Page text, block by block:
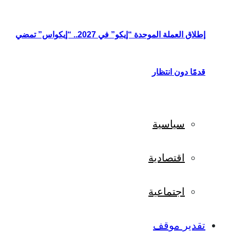
إطلاق العملة الموحدة “إيكو” في 2027.. “إيكواس” تمضي
قدمًا دون انتظار
سياسية
اقتصادية
اجتماعية
تقدير موقف